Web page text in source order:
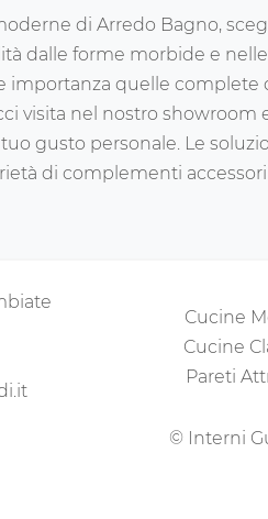
di Arredo Bagno,
dalle forme morbide e
quelle complete
visita nel nostro
gusto personale. Le
di complementi
Cucine
Cucine
Pareti
© Interni